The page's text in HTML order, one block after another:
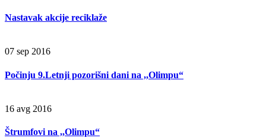
Nastavak akcije reciklaže
07 sep 2016
Počinju 9.Letnji pozorišni dani na ,,Olimpu“
16 avg 2016
Štrumfovi na ,,Olimpu“